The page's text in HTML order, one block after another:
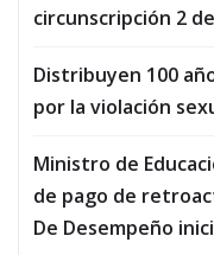
circunscripción 2 de
Distribuyen 100
por la violación
Ministro de
de pago de
De Desempeño